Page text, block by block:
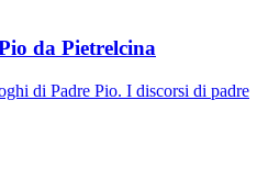
da Pietrelcina
di Padre Pio. I discorsi di padre